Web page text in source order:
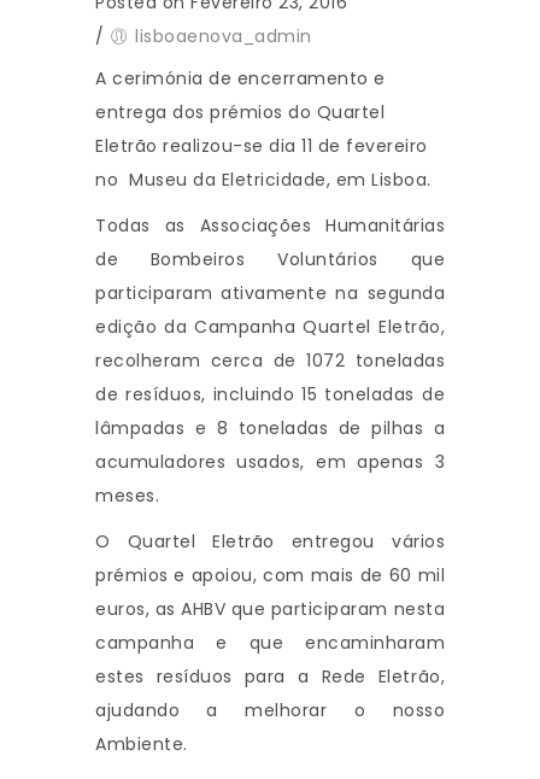
/
lisboaenova_admin
A cerimónia de encerramento e
entrega dos prémios do Quartel
Eletrão realizou-se dia 11 de fevereiro
no Museu da Eletricidade, em Lisboa.
Todas as Associações Humanitárias
de Bombeiros Voluntários que
participaram ativamente na segunda
edição da Campanha Quartel Eletrão,
recolheram cerca de 1072 toneladas
de resíduos, incluindo 15 toneladas de
lâmpadas e 8 toneladas de pilhas a
acumuladores usados, em apenas 3
meses.
O Quartel Eletrão entregou vários
prémios e apoiou, com mais de 60 mil
euros, as AHBV que participaram nesta
campanha e que encaminharam
estes resíduos para a Rede Eletrão,
ajudando a melhorar o nosso
Ambiente.